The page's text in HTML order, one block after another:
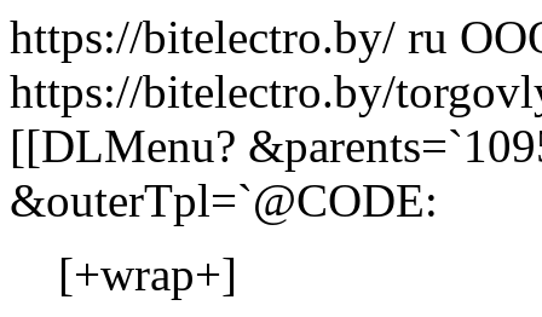
https://bitelectro.by/ ru
https://bitelectro.by/
[[DLMenu?
&outerTpl=`@CODE:
[+wrap+]